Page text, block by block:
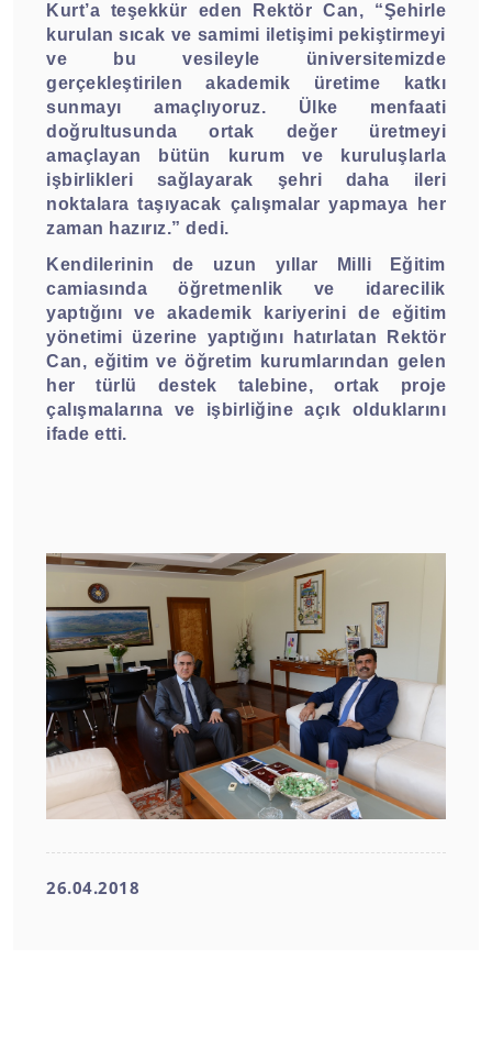
Kurt’a teşekkür eden Rektör Can, “Şehirle
kurulan sıcak ve samimi iletişimi pekiştirmeyi
ve bu vesileyle üniversitemizde
gerçekleştirilen akademik üretime katkı
sunmayı amaçlıyoruz. Ülke menfaati
doğrultusunda ortak değer üretmeyi
amaçlayan bütün kurum ve kuruluşlarla
işbirlikleri sağlayarak şehri daha ileri
noktalara taşıyacak çalışmalar yapmaya her
zaman hazırız.” dedi.
Kendilerinin de uzun yıllar Milli Eğitim
camiasında öğretmenlik ve idarecilik
yaptığını ve akademik kariyerini de eğitim
yönetimi üzerine yaptığını hatırlatan Rektör
Can, eğitim ve öğretim kurumlarından gelen
her türlü destek talebine, ortak proje
çalışmalarına ve işbirliğine açık olduklarını
ifade etti.
26.04.2018